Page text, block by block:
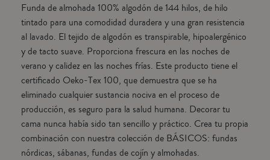
sencillo y práctico. Crea tu propia combinación con nuestra
colección de BÁSICOS: fundas nórdicas, sábanas, fundas de cojín y
almohadas. Fabricado en Portugal.
Funda de almohada 100% algodón de 144 hilos, de hilo
tintado para una comodidad duradera y una gran resistencia
al lavado. El tejido de algodón es transpirable, hipoalergénico
y de tacto suave. Proporciona frescura en las noches de
verano y calidez en las noches frías. Este producto tiene el
certificado Oeko-Tex 100, que demuestra que se ha
eliminado cualquier sustancia nociva en el proceso de
producción, es seguro para la salud humana. Decorar tu
cama nunca había sido tan sencillo y práctico. Crea tu propia
combinación con nuestra colección de BÁSICOS: fundas
nórdicas, sábanas, fundas de cojín y almohadas.